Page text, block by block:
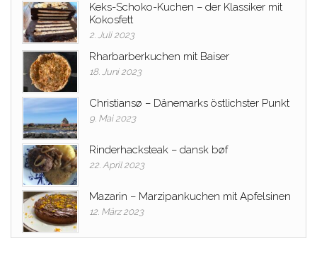
Keks-Schoko-Kuchen – der Klassiker mit
Kokosfett
2. Juli 2023
Rharbarberkuchen mit Baiser
18. Juni 2023
Christiansø – Dänemarks östlichster Punkt
9. Mai 2023
Rinderhacksteak – dansk bøf
22. April 2023
Mazarin – Marzipankuchen mit Apfelsinen
12. März 2023